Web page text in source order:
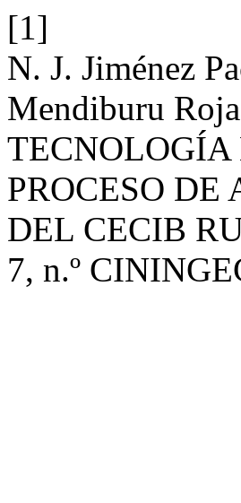
[1]
N. J. Jiménez
Mendiburu
PROCESO
DEL CECIB
7, n.º